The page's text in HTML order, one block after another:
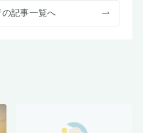
の記事一覧へ